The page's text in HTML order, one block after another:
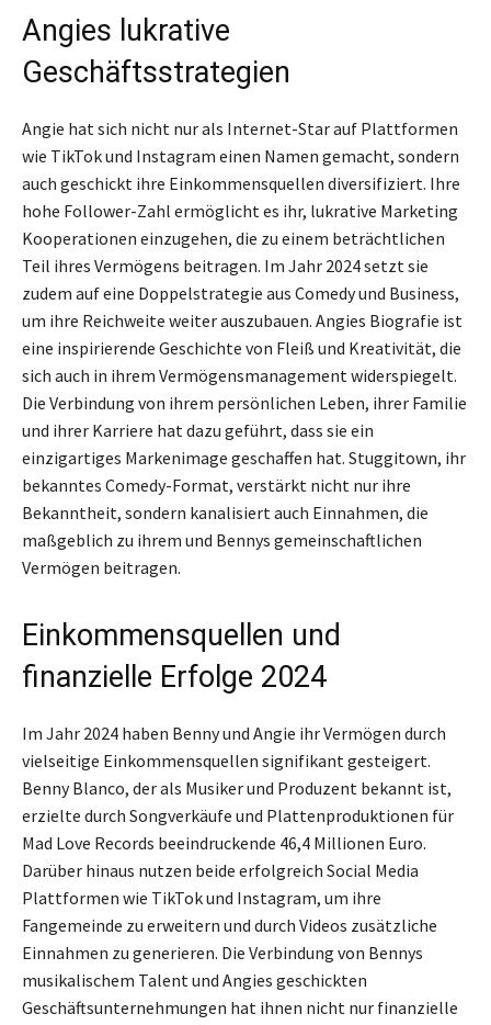
Angies lukrative
Geschäftsstrategien
Angie hat sich nicht nur als Internet-Star auf Plattformen
wie TikTok und Instagram einen Namen gemacht, sondern
auch geschickt ihre Einkommensquellen diversifiziert. Ihre
hohe Follower-Zahl ermöglicht es ihr, lukrative Marketing
Kooperationen einzugehen, die zu einem beträchtlichen
Teil ihres Vermögens beitragen. Im Jahr 2024 setzt sie
zudem auf eine Doppelstrategie aus Comedy und Business,
um ihre Reichweite weiter auszubauen. Angies Biografie ist
eine inspirierende Geschichte von Fleiß und Kreativität, die
sich auch in ihrem Vermögensmanagement widerspiegelt.
Die Verbindung von ihrem persönlichen Leben, ihrer Familie
und ihrer Karriere hat dazu geführt, dass sie ein
einzigartiges Markenimage geschaffen hat. Stuggitown, ihr
bekanntes Comedy-Format, verstärkt nicht nur ihre
Bekanntheit, sondern kanalisiert auch Einnahmen, die
maßgeblich zu ihrem und Bennys gemeinschaftlichen
Vermögen beitragen.
Einkommensquellen und
finanzielle Erfolge 2024
Im Jahr 2024 haben Benny und Angie ihr Vermögen durch
vielseitige Einkommensquellen signifikant gesteigert.
Benny Blanco, der als Musiker und Produzent bekannt ist,
erzielte durch Songverkäufe und Plattenproduktionen für
Mad Love Records beeindruckende 46,4 Millionen Euro.
Darüber hinaus nutzen beide erfolgreich Social Media
Plattformen wie TikTok und Instagram, um ihre
Fangemeinde zu erweitern und durch Videos zusätzliche
Einnahmen zu generieren. Die Verbindung von Bennys
musikalischem Talent und Angies geschickten
Geschäftsunternehmungen hat ihnen nicht nur finanzielle